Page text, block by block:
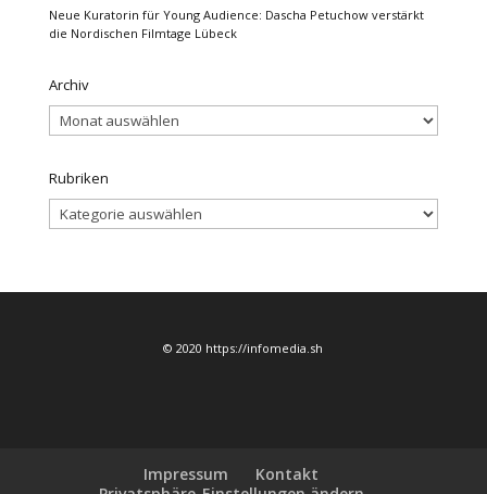
Neue Kuratorin für Young Audience: Dascha Petuchow verstärkt
die Nordischen Filmtage Lübeck
Archiv
Archiv
Rubriken
Rubriken
© 2020 https://infomedia.sh
Impressum
Kontakt